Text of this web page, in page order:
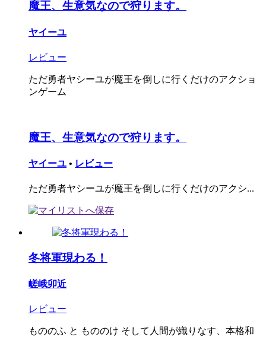
魔王、生意気なので狩ります。
ヤイーユ
レビュー
ただ勇者ヤシーユが魔王を倒しに行くだけのアクショ
ンゲーム
魔王、生意気なので狩ります。
ヤイーユ • レビュー
ただ勇者ヤシーユが魔王を倒しに行くだけのアクシ...
冬将軍現わる！
嵯峨卯近
レビュー
もののふ と もののけ そして人間が織りなす、本格和